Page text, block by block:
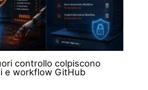
controllo colpiscono
e workflow GitHub